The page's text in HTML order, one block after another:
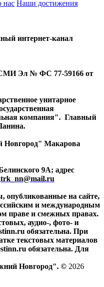
нас Наши достижения
интернет-канал
СМИ Эл № ФС 77-59166 от
унитарное
компания". Главный
Новгород" Макарова
9А; адрес
опубликованные на сайте,
и международным
праве и смежных правах.
аудио-, фото- и
обязательна. При
текстовых материалов
обязательна. Для
Новгород". © 2026